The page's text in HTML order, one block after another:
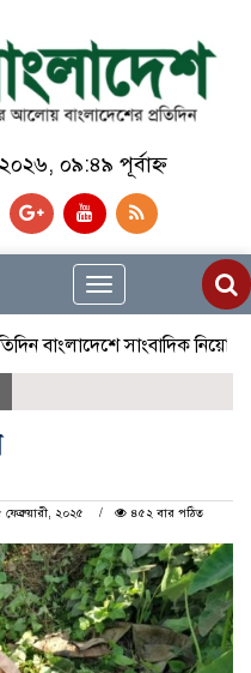
০৯:৪৯ পূর্বাহ্ন
Toggle
navigation
বাংলাদেশে সাংবাদিক নিয়োগ
২০২৫
৪৫২ বার পঠিত